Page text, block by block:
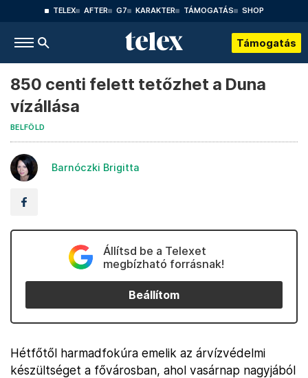
TELEX AFTER G7 KARAKTER TÁMOGATÁS SHOP
Támogatás
850 centi felett tetőzhet a Duna
vízállása
BELFÖLD
Barnóczki Brigitta
Állítsd be a Telexet
megbízható forrásnak!
Beállítom
Hétfőtől harmadfokúra emelik az árvízvédelmi
készültséget a fővárosban, ahol vasárnap nagyjából